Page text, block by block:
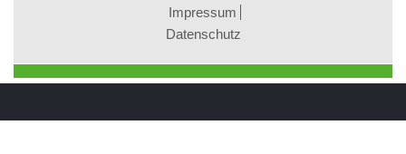
Impressum
Datenschutz